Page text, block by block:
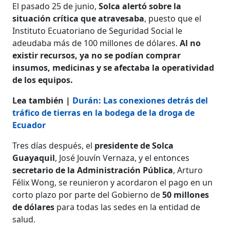
El pasado 25 de junio,Solca alertó sobre la
situación crítica que atravesaba, puesto que el
Instituto Ecuatoriano de Seguridad Social le
adeudaba más de 100 millones de dólares. Al no
existir recursos, ya no se podían comprar
insumos, medicinas y se afectaba la operatividad
de los equipos.
Lea también | Durán: Las conexiones detrás del
tráfico de tierras en la bodega de la droga de
Ecuador
Tres días después, el presidente de Solca
Guayaquil, José Jouvín Vernaza, y el entonces
secretario de la Administración Pública, Arturo
Félix Wong, se reunieron y acordaron el pago en un
corto plazo por parte del Gobierno de50 millones
de dólares para todas las sedes en la entidad de
salud.